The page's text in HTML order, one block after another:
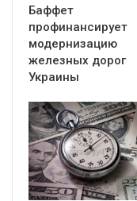
Бaффет
профинансирует
модернизацию
железных дорог
Украины